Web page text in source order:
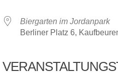
Biergarten im Jordanpark
Berliner Platz 6,